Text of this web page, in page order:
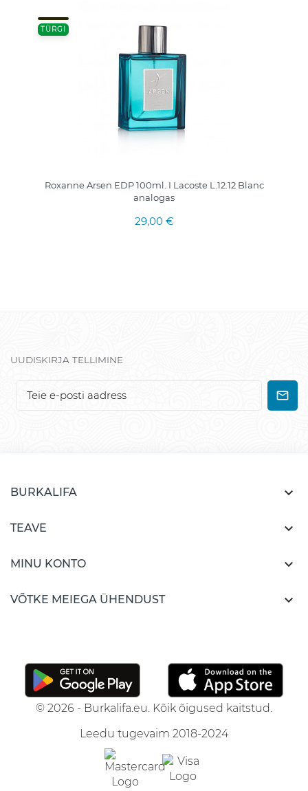
TÜRGI
Roxanne Arsen EDP 100ml. I Lacoste L.12.12 Blanc
analogas
29,00 €
UUDISKIRJA TELLIMINE
BURKALIFA 
TEAVE 
MINU KONTO 
VÕTKE MEIEGA ÜHENDUST 
© 2026 - Burkalifa.eu. Kõik õigused kaitstud.
Leedu tugevaim 2018-2024